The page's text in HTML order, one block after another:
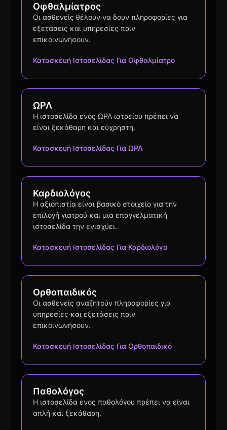
Οφθαλμίατρος
Οι ασθενείς θέλουν να δουν πληροφορίες για
εξετάσεις και υπηρεσίες πριν
επικοινωνήσουν.
Κατασκευή Ιστοσελίδας Για Οφθαλμίατρο
ΩΡΛ
Η ιστοσελίδα ενός ΩΡΛ ιατρείου πρέπει να
είναι ξεκάθαρη και εύχρηστη.
Κατασκευή Ιστοσελίδας Για ΩΡΛ
Καρδιολόγος
Η αξιοπιστία είναι βασικό στοιχείο για την
επιλογή γιατρού και μια επαγγελματική
ιστοσελίδα την ενισχύει.
Κατασκευή Ιστοσελίδας Για Καρδιολόγο
Ορθοπαιδικός
Οι ασθενείς αναζητούν πληροφορίες για
υπηρεσίες και εξετάσεις πριν
επικοινωνήσουν.
Κατασκευή Ιστοσελίδας Για Ορθοπαιδικό
Παθολόγος
Η ιστοσελίδα ενός παθολόγου πρέπει να είναι
απλή και ξεκάθαρη.